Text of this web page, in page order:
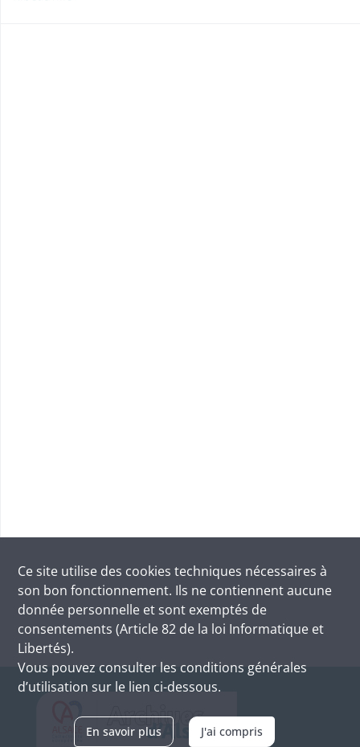
Ce site utilise des cookies techniques nécessaires à
son bon fonctionnement. Ils ne contiennent aucune
donnée personnelle et sont exemptés de
consentements (Article 82 de la loi Informatique et
Libertés).
Vous pouvez consulter les conditions générales
d’utilisation sur le lien ci-dessous.
En savoir plus J'ai compris